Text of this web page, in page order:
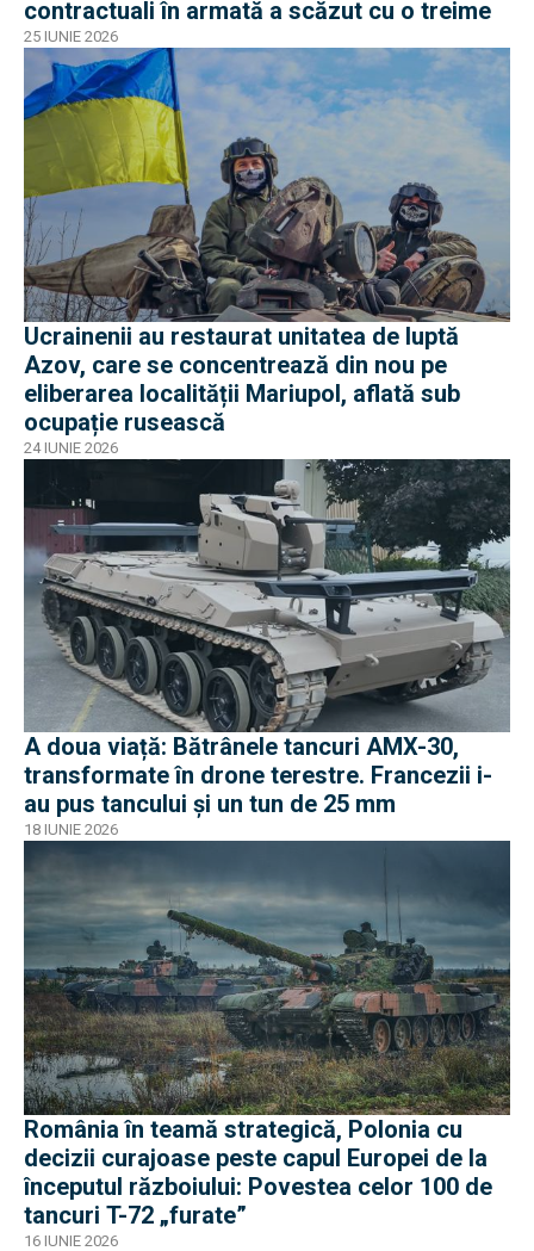
contractuali în armată a scăzut cu o treime
25 IUNIE 2026
Ucrainenii au restaurat unitatea de luptă
Azov, care se concentrează din nou pe
eliberarea localității Mariupol, aflată sub
ocupație rusească
24 IUNIE 2026
A doua viață: Bătrânele tancuri AMX-30,
transformate în drone terestre. Francezii i-
au pus tancului și un tun de 25 mm
18 IUNIE 2026
România în teamă strategică, Polonia cu
decizii curajoase peste capul Europei de la
începutul războiului: Povestea celor 100 de
tancuri T-72 „furate”
16 IUNIE 2026